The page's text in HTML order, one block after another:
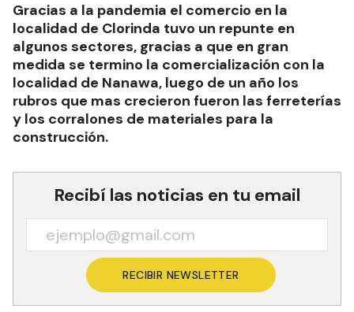
Gracias a la pandemia el comercio en la
localidad de Clorinda tuvo un repunte en
algunos sectores, gracias a que en gran
medida se termino la comercialización con la
localidad de Nanawa, luego de un año los
rubros que mas crecieron fueron las ferreterías
y los corralones de materiales para la
construcción.
Recibí las noticias en tu email
RECIBIR NEWSLETTER